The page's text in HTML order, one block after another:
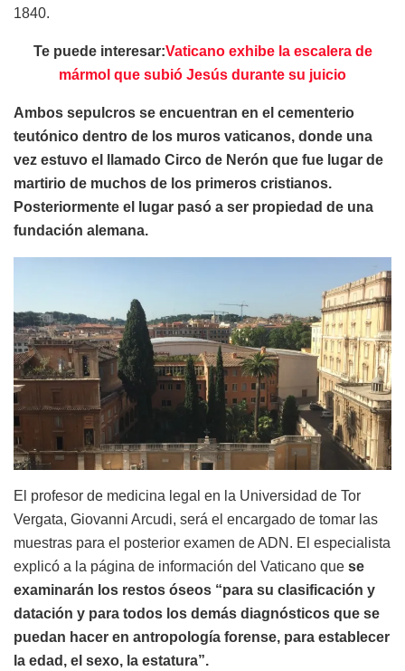
1840.
Te puede interesar:Vaticano exhibe la escalera de
mármol que subió Jesús durante su juicio
Ambos sepulcros se encuentran en el cementerio
teutónico dentro de los muros vaticanos, donde una
vez estuvo el llamado Circo de Nerón que fue lugar de
martirio de muchos de los primeros cristianos.
Posteriormente el lugar pasó a ser propiedad de una
fundación alemana.
El profesor de medicina legal en la Universidad de Tor
Vergata, Giovanni Arcudi, será el encargado de tomar las
muestras para el posterior examen de ADN. El especialista
explicó a la página de información del Vaticano que se
examinarán los restos óseos “para su clasificación y
datación y para todos los demás diagnósticos que se
puedan hacer en antropología forense, para establecer
la edad, el sexo, la estatura”.